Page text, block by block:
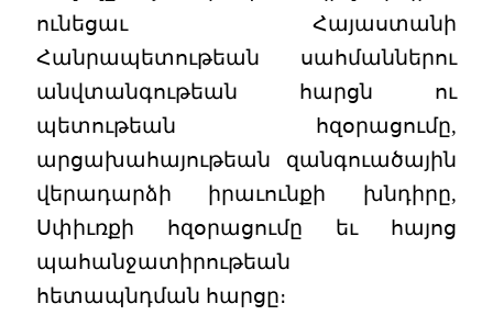
ունեցաւ Հայաստանի
Հանրապետութեան սահմաններու
անվտանգութեան հարցն ու
պետութեան հզօրացումը,
արցախահայութեան զանգուածային
վերադարձի իրաւունքի խնդիրը,
Սփիւռքի հզօրացումը եւ հայոց
պահանջատիրութեան
հետապնդման հարցը։